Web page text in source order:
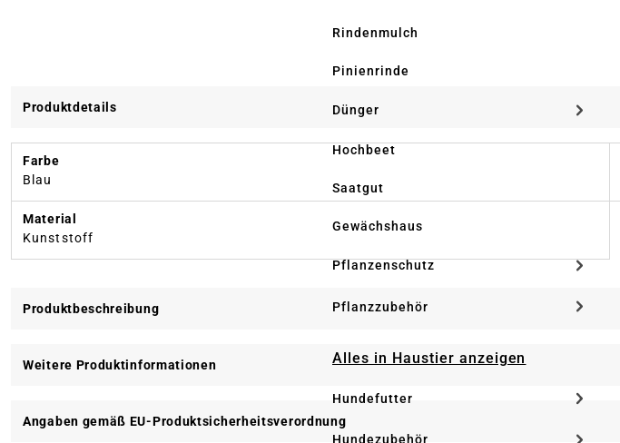
Rindenmulch
Pinienrinde
Dünger
Hochbeet
Saatgut
Gewächshaus
Pflanzenschutz
Pflanzzubehör
Alles in Haustier anzeigen
Hundefutter
Hundezubehör
Produktdetails
Farbe
Blau
Material
Kunststoff
Produktbeschreibung
Weitere Produktinformationen
Angaben gemäß EU-Produktsicherheitsverordnung